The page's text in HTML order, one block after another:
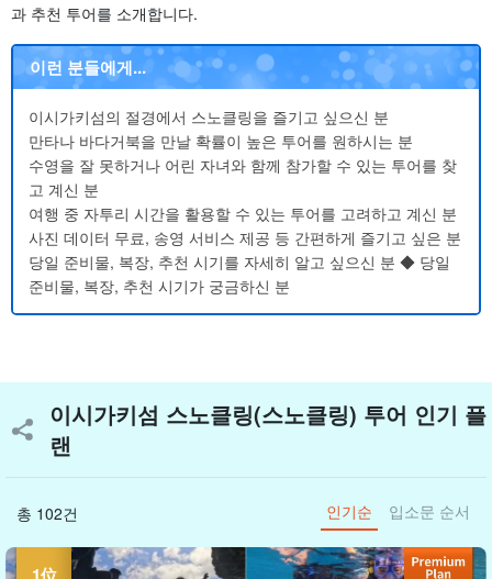
과 추천 투어를 소개합니다.
이런 분들에게...
이시가키섬의 절경에서 스노클링을 즐기고 싶으신 분
만타나 바다거북을 만날 확률이 높은 투어를 원하시는 분
수영을 잘 못하거나 어린 자녀와 함께 참가할 수 있는 투어를 찾
고 계신 분
여행 중 자투리 시간을 활용할 수 있는 투어를 고려하고 계신 분
사진 데이터 무료, 송영 서비스 제공 등 간편하게 즐기고 싶은 분
당일 준비물, 복장, 추천 시기를 자세히 알고 싶으신 분 ◆ 당일
준비물, 복장, 추천 시기가 궁금하신 분
이시가키섬 스노클링(스노클링) 투어 인기 플
랜
총 102건 인기순 입소문 순서